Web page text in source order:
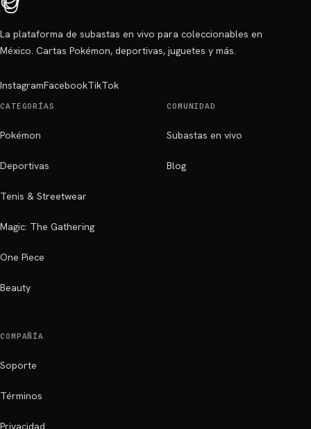
La plataforma de subastas en vivo para coleccionables en
México. Cartas Pokémon, deportivas, juguetes y más.
InstagramFacebookTikTok
CATEGORÍAS
Pokémon
Deportivas
Tenis & Streetwear
Magic: The Gathering
One Piece
Beauty
COMUNIDAD
Subastas en vivo
Blog
COMPAÑÍA
Soporte
Términos
Privacidad